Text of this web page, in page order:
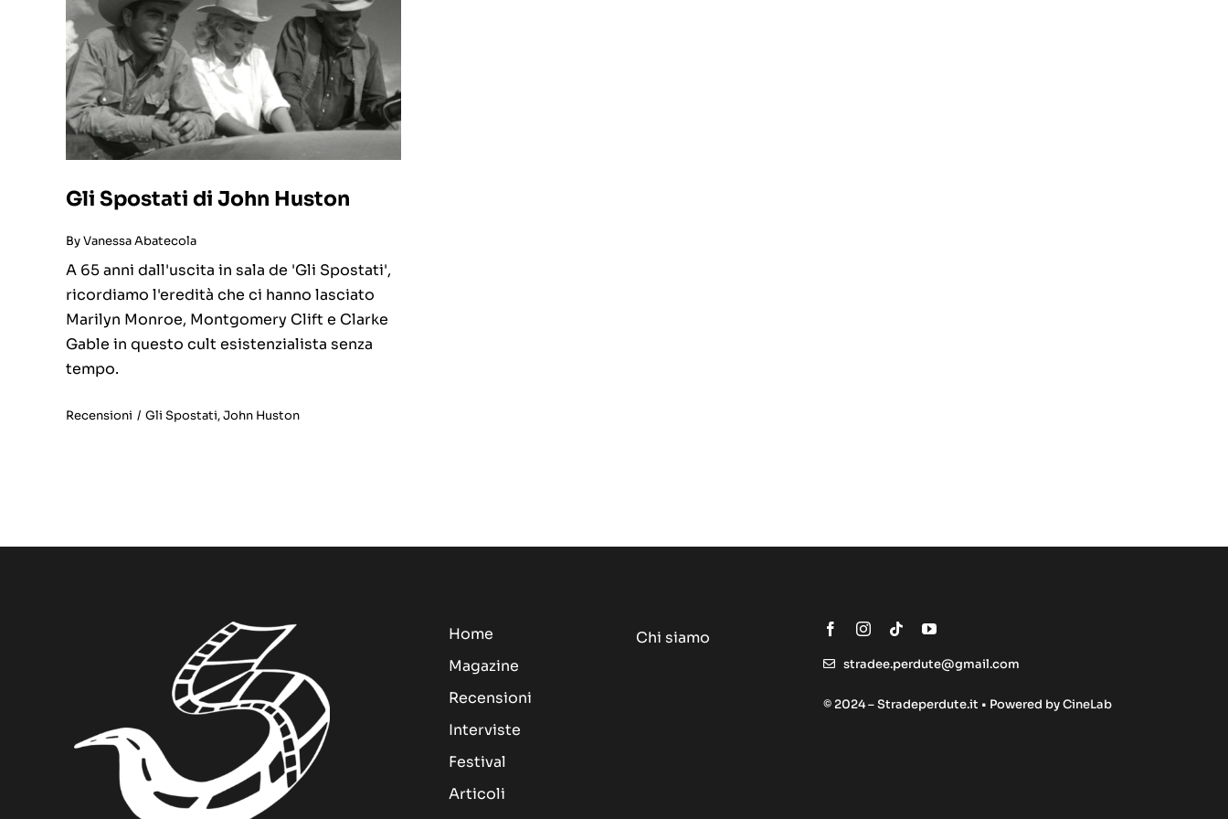
Gli Spostati di John Huston
ByVanessa Abatecola
A 65 anni dall'uscita in sala de 'Gli Spostati',
ricordiamo l'eredità che ci hanno lasciato
Marilyn Monroe, Montgomery Clift e Clarke
Gable in questo cult esistenzialista senza
tempo.
Recensioni / Gli Spostati,John Huston
Home
Magazine
Recensioni
Interviste
Festival
Articoli
Chi siamo
stradee.perdute@gmail.com
© 2024 – Stradeperdute.it • Powered byCineLab